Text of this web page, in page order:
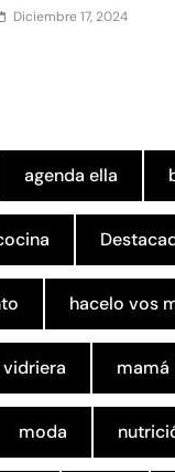
Diciembre 17, 2024
agenda ella
hacelo vos
vidriera mamá
moda